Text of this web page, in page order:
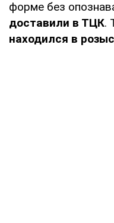
форме без
доставили в ТЦК.
находился в